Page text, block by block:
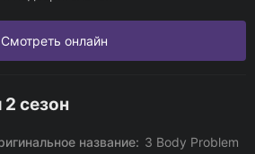
Смотреть онлайн
2 сезон
название: 3 Body Problem